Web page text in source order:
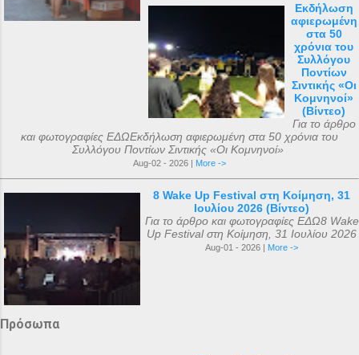
Εκδήλωση
αφιερωμένη
στα 50
χρόνια του
Συλλόγου
Ποντίων
Σιντικής «Οι
Κομνηνοί»
(Βίντεο)
Για το άρθρο
και φωτογραφίες ΕΔΩΕκδήλωση αφιερωμένη στα 50 χρόνια του
Συλλόγου Ποντίων Σιντικής «Οι Κομνηνοί»
Aug-02 - 2026 | More ->
8 Wake Up Festival στη Κοίμηση, 31
Ιουλίου 2026 (Βίντεο)
Για το άρθρο και φωτογραφίες ΕΔΩ8 Wake
Up Festival στη Κοίμηση, 31 Ιουλίου 2026
Aug-01 - 2026 | More ->
Πρόσωπα